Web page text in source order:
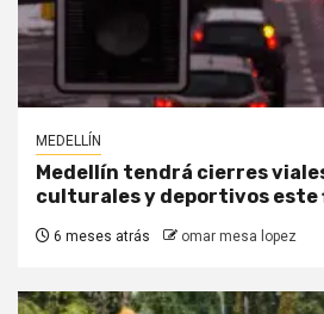
MEDELLÍN
Medellín tendrá cierres
culturales y deportivos este
6 meses atrás omar mesa lopez